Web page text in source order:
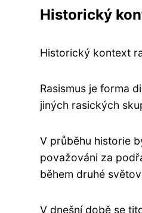
Historický
Historický kontext
Rasismus je forma
jiných rasických
V průběhu historie
považováni za
během druhé
V dnešní době se